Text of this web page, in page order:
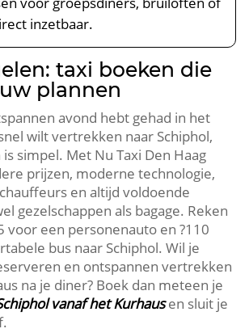
inzetbaar.
taxi boeken die
plannen
avond hebt gehad in het
wilt vertrekken naar Schiphol,
simpel. Met Nu Taxi Den Haag
prijzen, moderne technologie,
en altijd voldoende
gezelschappen als bagage. Reken
voor een personenauto en ?110
bus naar Schiphol. Wil je
en ontspannen vertrekken
na je diner? Boek dan meteen je
vanaf het Kurhausen sluit je